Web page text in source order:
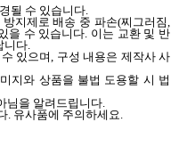
될 수 있습니다.
지제로 배송 중 파손(찌그러짐,
을 수 있습니다. 이는 교환 및 반
니다.
있으며, 구성 내용은 제작사 사
지와 상품을 불법 도용할 시 법
님을 알려드립니다.
. 유사품에 주의하세요.